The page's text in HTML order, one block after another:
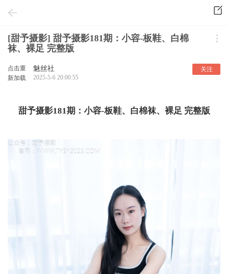
[甜予摄影] 甜予摄影181期：小容-板鞋、白棉
袜、裸足 完整版
点击重
新加载
魅丝社
2025-5-6 20:00:55
关注
甜予摄影181期：小容-板鞋、白棉袜、裸足 完整版